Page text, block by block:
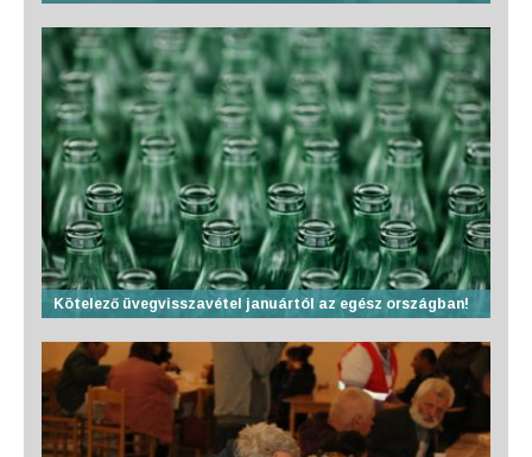
Kötelező üvegvisszavétel januártól az egész országban!